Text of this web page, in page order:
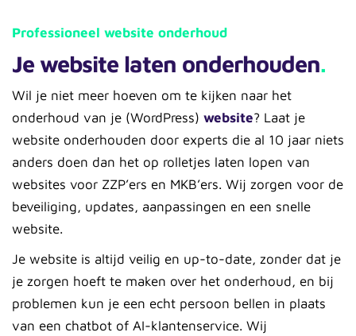
Professioneel website onderhoud
Je website laten onderhouden.
Wil je niet meer hoeven om te kijken naar het
onderhoud van je (WordPress) website? Laat je
website onderhouden door experts die al 10 jaar niets
anders doen dan het op rolletjes laten lopen van
websites voor ZZP’ers en MKB’ers. Wij zorgen voor de
beveiliging, updates, aanpassingen en een snelle
website.
Je website is altijd veilig en up-to-date, zonder dat je
je zorgen hoeft te maken over het onderhoud, en bij
problemen kun je een echt persoon bellen in plaats
van een chatbot of AI-klantenservice. Wij